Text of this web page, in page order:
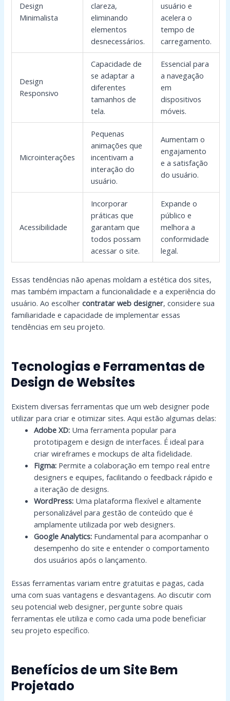
Design
Minimalista
clareza,
eliminando
elementos
desnecessários.
usuário e
acelera o
tempo de
carregamento.
Design
Responsivo
Capacidade de
se adaptar a
diferentes
tamanhos de
tela.
Essencial para
a navegação
em
dispositivos
móveis.
Microinterações
Pequenas
animações que
incentivam a
interação do
usuário.
Aumentam o
engajamento
e a satisfação
do usuário.
Acessibilidade
Incorporar
práticas que
garantam que
todos possam
acessar o site.
Expande o
público e
melhora a
conformidade
legal.
Essas tendências não apenas moldam a estética dos sites,
mas também impactam a funcionalidade e a experiência do
usuário. Ao escolhercontratar web designer, considere sua
familiaridade e capacidade de implementar essas
tendências em seu projeto.
Tecnologias e Ferramentas de
Design de Websites
Existem diversas ferramentas que um web designer pode
utilizar para criar e otimizar sites. Aqui estão algumas delas:
Adobe XD: Uma ferramenta popular para
prototipagem e design de interfaces. É ideal para
criar wireframes e mockups de alta fidelidade.
Figma: Permite a colaboração em tempo real entre
designers e equipes, facilitando o feedback rápido e
a iteração de designs.
WordPress: Uma plataforma flexível e altamente
personalizável para gestão de conteúdo que é
amplamente utilizada por web designers.
Google Analytics: Fundamental para acompanhar o
desempenho do site e entender o comportamento
dos usuários após o lançamento.
Essas ferramentas variam entre gratuitas e pagas, cada
uma com suas vantagens e desvantagens. Ao discutir com
seu potencial web designer, pergunte sobre quais
ferramentas ele utiliza e como cada uma pode beneficiar
seu projeto específico.
Benefícios de um Site Bem
Projetado